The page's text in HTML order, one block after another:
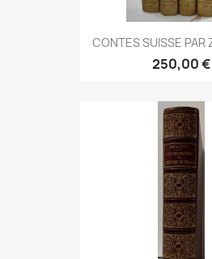
CONTES SUISSE PAR
250,00 €